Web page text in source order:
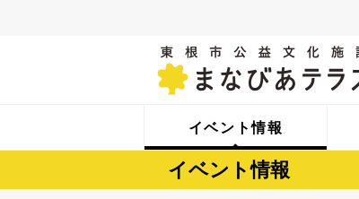
イベント情報
イベント情報